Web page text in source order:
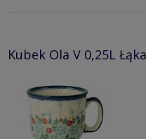
Kubek Ola V 0,25L